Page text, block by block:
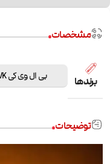
مشخصات
برندها بی ال وی کی BLVK
توضیحات